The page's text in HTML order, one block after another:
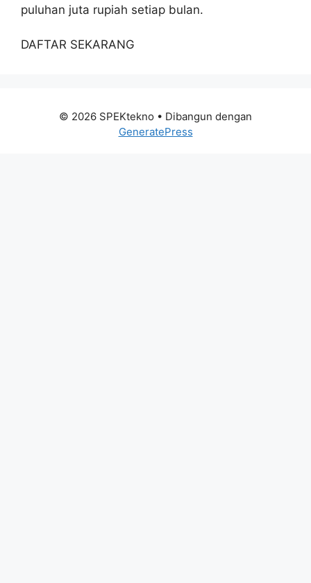
puluhan juta rupiah setiap bulan.
DAFTAR SEKARANG
© 2026 SPEKtekno • Dibangun dengan
GeneratePress